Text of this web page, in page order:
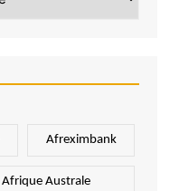
Afreximbank
Afrique Australe